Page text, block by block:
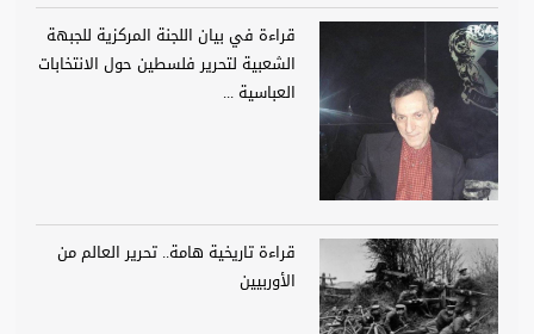
قراءة في بيان اللجنة المركزية للجبهة
الشعبية لتحرير فلسطين حول الانتخابات
العباسية ...
قراءة تاريخية هامة.. تحرير العالم من
الأوربيين